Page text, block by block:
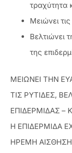
τραχύτητα
Μειώνει
Βελτιώνει
της
ΜΕΙΩΝΕΙ ΤΗΝ
ΤΙΣ ΡΥΤΙΔΕΣ,
ΕΠΙΔΕΡΜΙΔΑΣ –
Η ΕΠΙΔΕΡΜΙΔΑ
ΗΡΕΜΗ